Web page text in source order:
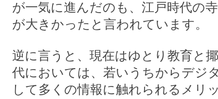
が一気に進んだのも、江戸時代の
が大きかったと言われています。
逆に言うと、現在はゆとり教育と
代においては、若いうちからデジ
して多くの情報に触れられるメリ